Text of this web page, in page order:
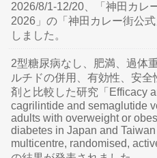
2026/8/1-12/20、「神田カレ
2026」の「神田カレー街公
しました。
2型糖尿病なし、肥満、過体
ルチドの併用、有効性、安
剤と比較した研究「Efficacy
cagrilintide and semaglutide
adults with overweight or
diabetes in Japan and
multicentre, randomised,